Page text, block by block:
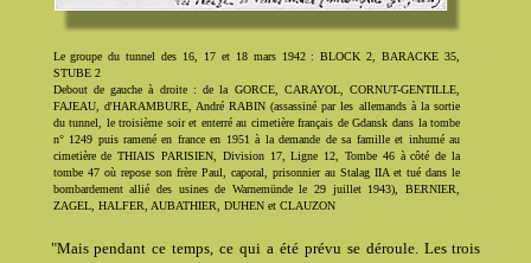
Le groupe du tunnel des 16, 17 et 18 mars 1942 : BLOCK 2, BARACKE 35,
STUBE 2
Debout de gauche à droite : de la GORCE, CARAYOL, CORNUT-GENTILLE,
FAJEAU, d'HARAMBURE, André RABIN (assassiné par les allemands à la sortie
du tunnel, le troisième soir et enterré au cimetière français de Gdansk dans la tombe
n° 1249 puis ramené en france en 1951 à la demande de sa famille et inhumé au
cimetière de THIAIS PARISIEN, Division 17, Ligne 12, Tombe 46 à côté de la
tombe 47 où repose son frère Paul, caporal, prisonnier au Stalag IIA et tué dans le
bombardement allié des usines de Warnemünde le 29 juillet 1943), BERNIER,
ZAGEL, HALFER, AUBATHIER, DUHEN et CLAUZON
"Mais pendant ce temps, ce qui a été prévu se déroule. Les trois